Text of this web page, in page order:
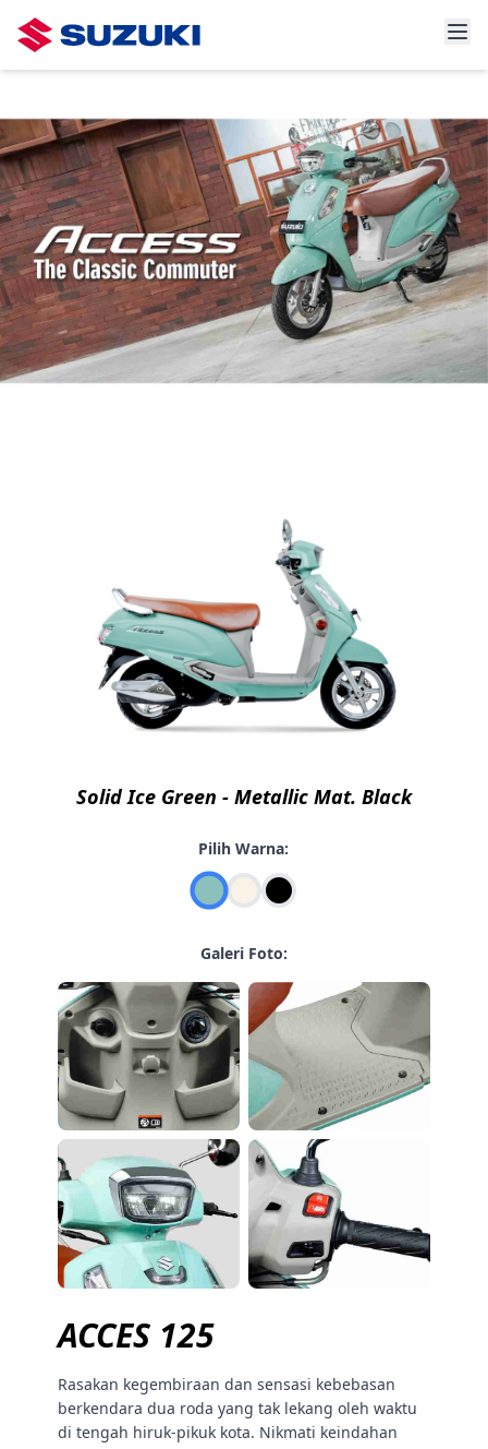
ACCES 125
Rasakan kegembiraan dan sensasi kebebasan
berkendara dua roda yang tak lekang oleh waktu
di tengah hiruk-pikuk kota. Nikmati keindahan
Solid Ice Green - Metallic Mat. Black
Pilih Warna:
Galeri Foto: